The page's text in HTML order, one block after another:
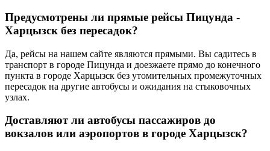
Предусмотрены ли прямые рейсы Пицунда -
Харцызск без пересадок?
Да, рейсы на нашем сайте являются прямыми. Вы садитесь в
транспорт в городе Пицунда и доезжаете прямо до конечного
пункта в городе Харцызск без утомительных промежуточных
пересадок на другие автобусы и ожидания на стыковочных
узлах.
Доставляют ли автобусы пассажиров до
вокзалов или аэропортов в городе Харцызск?